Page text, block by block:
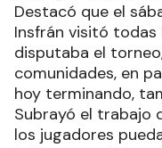
Destacó que el
Insfrán visitó todas
disputaba el
comunidades, en
hoy terminando,
Subrayó el trabajo
los jugadores